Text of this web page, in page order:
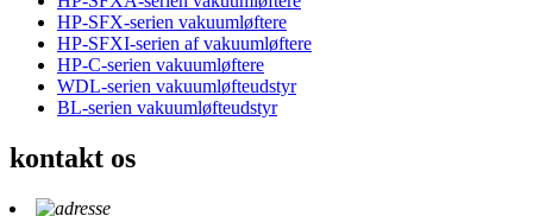
HP-SFX-serien vakuumløftere
HP-SFXI-serien af ​​vakuumløftere
HP-C-serien vakuumløftere
WDL-serien vakuumløfteudstyr
BL-serien vakuumløfteudstyr
kontakt os